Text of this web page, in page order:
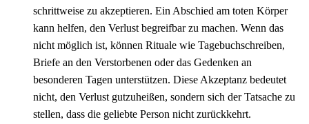
schrittweise zu akzeptieren. Ein Abschied am toten Körper
kann helfen, den Verlust begreifbar zu machen. Wenn das
nicht möglich ist, können Rituale wie Tagebuchschreiben,
Briefe an den Verstorbenen oder das Gedenken an
besonderen Tagen unterstützen. Diese Akzeptanz bedeutet
nicht, den Verlust gutzuheißen, sondern sich der Tatsache zu
stellen, dass die geliebte Person nicht zurückkehrt.